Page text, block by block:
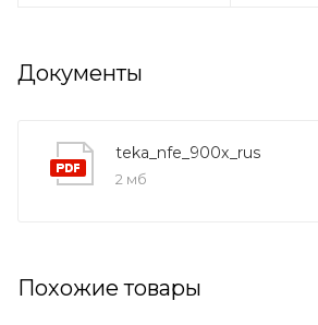
Документы
teka_nfe_900x_rus
2 мб
Похожие товары